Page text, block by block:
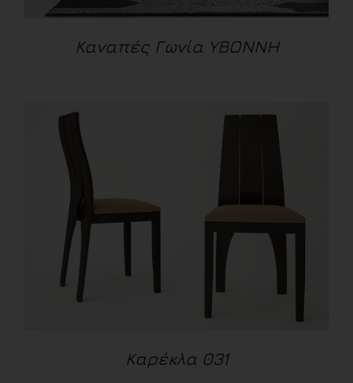
Καναπές Γωνία ΥΒΟΝΝΗ
Καρέκλα 031